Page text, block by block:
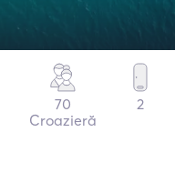
70
Croazieră
2